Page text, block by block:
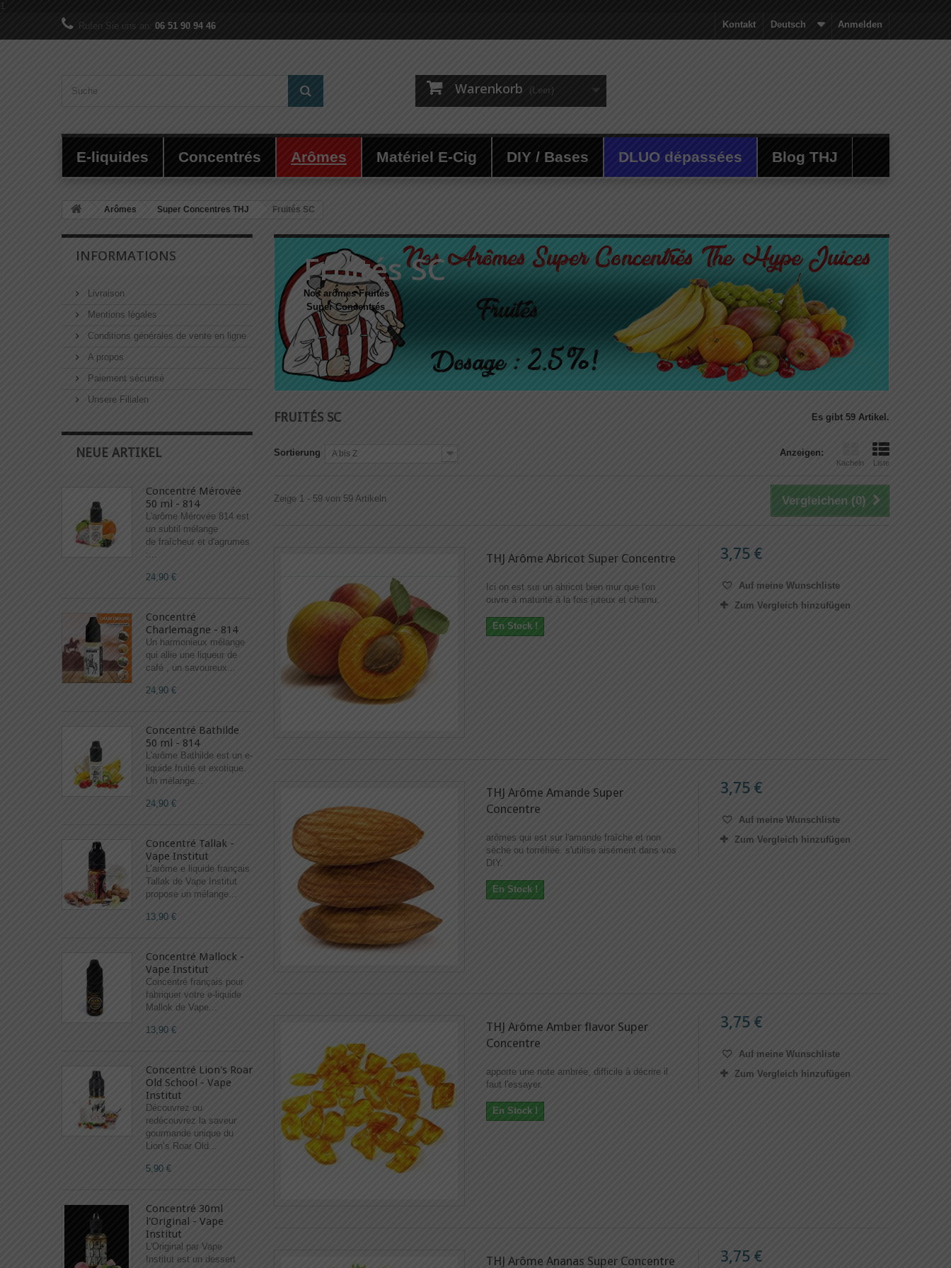
1
Anmelden
Deutsch
Kontakt
Rufen Sie uns an: 06 51 90 94 46
Warenkorb (Leer)
E-liquides Concentrés Arômes Matériel E-Cig DIY / Bases DLUO dépassées Blog THJ
Arômes Super Concentres THJ Fruités SC
INFORMATIONS
Livraison
Mentions légales
Conditions générales de vente en ligne
A propos
Paiement sécurisé
Unsere Filialen
NEUE ARTIKEL
Concentré Mérovée
50 ml - 814
L'arôme Mérovée 814 est
un subtil mélange
de fraîcheur et d'agrumes
:...
24,90 €
Concentré
Charlemagne - 814
Un harmonieux mélange
qui allie une liqueur de
café , un savoureux...
24,90 €
Concentré Bathilde
50 ml - 814
L'arôme Bathilde est un e-
liquide fruité et exotique.
Un mélange...
24,90 €
Concentré Tallak -
Vape Institut
L’arôme e liquide français
Tallak de Vape Institut
propose un mélange...
13,90 €
Concentré Mallock -
Vape Institut
Concentré français pour
fabriquer votre e-liquide
Mallok de Vape...
13,90 €
Concentré Lion's Roar
Old School - Vape
Institut
Découvrez ou
redécouvrez la saveur
gourmande unique du
Lion’s Roar Old...
5,90 €
Concentré 30ml
l'Original - Vape
Institut
L'Original par Vape
Institut est un dessert
Fruités SC
Nos arômes Fruités
Super Concentrés
FRUITÉS SC Es gibt 59 Artikel.
Anzeigen:
Kacheln Liste
Sortierung A bis Z
Vergleichen (0)
Zeige 1 - 59 von 59 Artikeln
THJ Arôme Abricot Super Concentre
Ici on est sur un abricot bien mur que l'on
ouvre à maturité à la fois juteux et charnu.
En Stock !
3,75 €
Auf meine Wunschliste
Zum Vergleich hinzufügen
THJ Arôme Amande Super
Concentre
arômes qui est sur l'amande fraîche et non
sèche ou torréfiée. s'utilise aisément dans vos
DIY.
En Stock !
3,75 €
Auf meine Wunschliste
Zum Vergleich hinzufügen
THJ Arôme Amber flavor Super
Concentre
apporte une note ambrée, difficile à décrire il
faut l'essayer.
En Stock !
3,75 €
Auf meine Wunschliste
Zum Vergleich hinzufügen
THJ Arôme Ananas Super Concentre 3,75 €